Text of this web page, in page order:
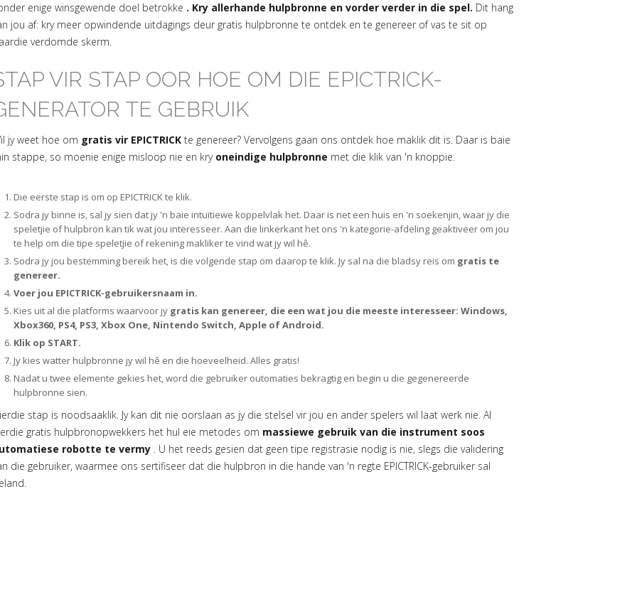
enige winsgewende doel betrokke . Kry allerhande hulpbronne en vorder verder in die spel. Dit hang
jou af: kry meer opwindende uitdagings deur gratis hulpbronne te ontdek en te genereer of vas te sit op
verdomde skerm.
VIR STAP OOR HOE OM DIE EPICTRICK-
TE GEBRUIK
jy weet hoe om gratis vir EPICTRICK te genereer? Vervolgens gaan ons ontdek hoe maklik dit is. Daar is baie
stappe, so moenie enige misloop nie en kry oneindige hulpbronne met die klik van 'n knoppie.
Die eerste stap is om op EPICTRICK te klik.
Sodra jy binne is, sal jy sien dat jy 'n baie intuïtiewe koppelvlak het. Daar is net een huis en 'n soekenjin, waar jy die
speletjie of hulpbron kan tik wat jou interesseer. Aan die linkerkant het ons 'n kategorie-afdeling geaktiveer om jou
te help om die tipe speletjie of rekening makliker te vind wat jy wil hê.
Sodra jy jou bestemming bereik het, is die volgende stap om daarop te klik. Jy sal na die bladsy reis om gratis te
genereer.
Voer jou EPICTRICK-gebruikersnaam in.
Kies uit al die platforms waarvoor jy gratis kan genereer, die een wat jou die meeste interesseer: Windows,
Xbox360, PS4, PS3, Xbox One, Nintendo Switch, Apple of Android.
Klik op START.
Jy kies watter hulpbronne jy wil hê en die hoeveelheid. Alles gratis!
Nadat u twee elemente gekies het, word die gebruiker outomaties bekragtig en begin u die gegenereerde
hulpbronne sien.
stap is noodsaaklik. Jy kan dit nie oorslaan as jy die stelsel vir jou en ander spelers wil laat werk nie. Al
gratis hulpbronopwekkers het hul eie metodes om massiewe gebruik van die instrument soos
robotte te vermy . U het reeds gesien dat geen tipe registrasie nodig is nie, slegs die validering
die gebruiker, waarmee ons sertifiseer dat die hulpbron in die hande van 'n regte EPICTRICK-gebruiker sal